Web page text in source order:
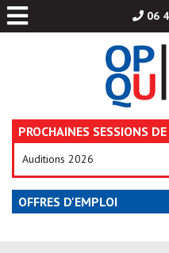
06
PROCHAINES SESSIONS
Auditions 2026
OFFRES D'EMPLOI
Aller
au